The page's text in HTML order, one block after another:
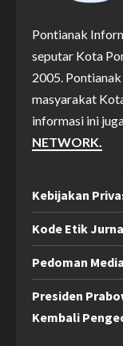
Pontianak
seputar Kota
2005.
masyarakat
informasi ini
NETWORK.
Kebijakan
Kode Etik
Pedoman
Presiden
Kembali